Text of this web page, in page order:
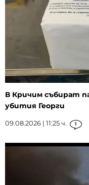
В Кричим събират
убития Георги
09.08.2026 | 11:25 ч. 1